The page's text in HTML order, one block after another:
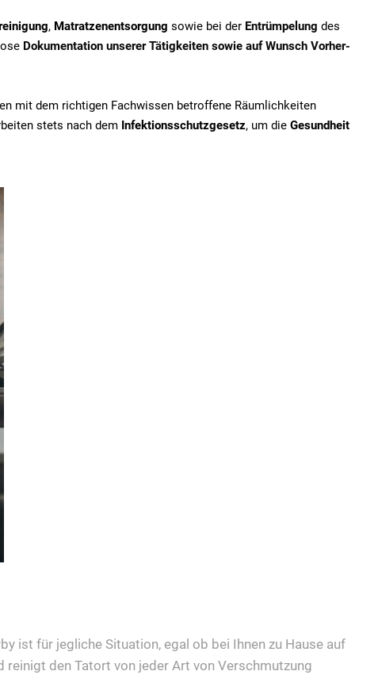
, Matratzenentsorgung sowie bei der Entrümpelung des
Dokumentation unserer Tätigkeiten sowie auf Wunsch Vorher-
mit dem richtigen Fachwissen betroffene Räumlichkeiten
stets nach dem Infektionsschutzgesetz, um die Gesundheit
ist für jegliche Situation, egal ob bei Ihnen zu Hause auf
den Tatort von jeder Art von Verschmutzung